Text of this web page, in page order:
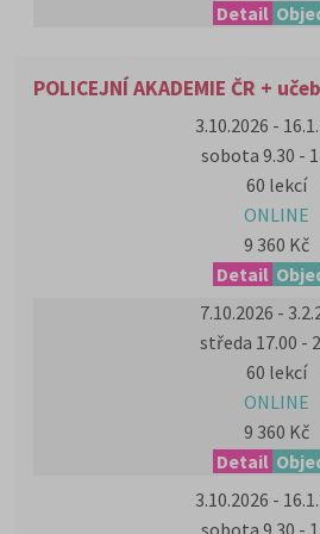
Detail
POLICEJNÍ AKADEMIE ČR +
3.10.2026 -
sobota 9.30 -
60 lekcí
ONLINE
9 360 Kč
Detail
7.10.2026 -
středa 17.00 -
60 lekcí
ONLINE
9 360 Kč
Detail
3.10.2026 -
sobota 9.30 -